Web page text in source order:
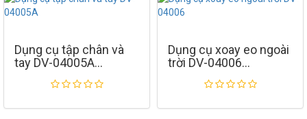
Dụng cụ tập chân và
tay DV-04005A
Dụng cụ xoay eo ngoài
trời DV-04006